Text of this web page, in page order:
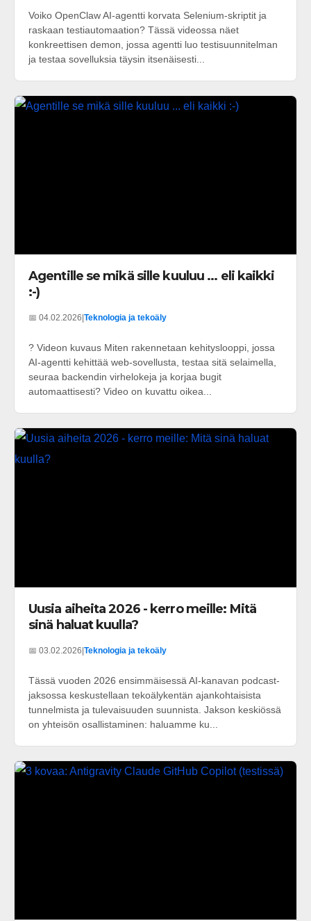
Voiko OpenClaw AI-agentti korvata Selenium-skriptit ja
raskaan testiautomaation? Tässä videossa näet
konkreettisen demon, jossa agentti luo testisuunnitelman
ja testaa sovelluksia täysin itsenäisesti...
Agentille se mikä sille kuuluu ... eli kaikki
:-)
📅 04.02.2026 Teknologia ja tekoäly
? Videon kuvaus Miten rakennetaan kehityslooppi, jossa
AI-agentti kehittää web-sovellusta, testaa sitä selaimella,
seuraa backendin virhelokeja ja korjaa bugit
automaattisesti? Video on kuvattu oikea...
Uusia aiheita 2026 - kerro meille: Mitä
sinä haluat kuulla?
📅 03.02.2026|Teknologia ja tekoäly
Tässä vuoden 2026 ensimmäisessä AI-kanavan podcast-
jaksossa keskustellaan tekoälykentän ajankohtaisista
tunnelmista ja tulevaisuuden suunnista. Jakson keskiössä
on yhteisön osallistaminen: haluamme ku...